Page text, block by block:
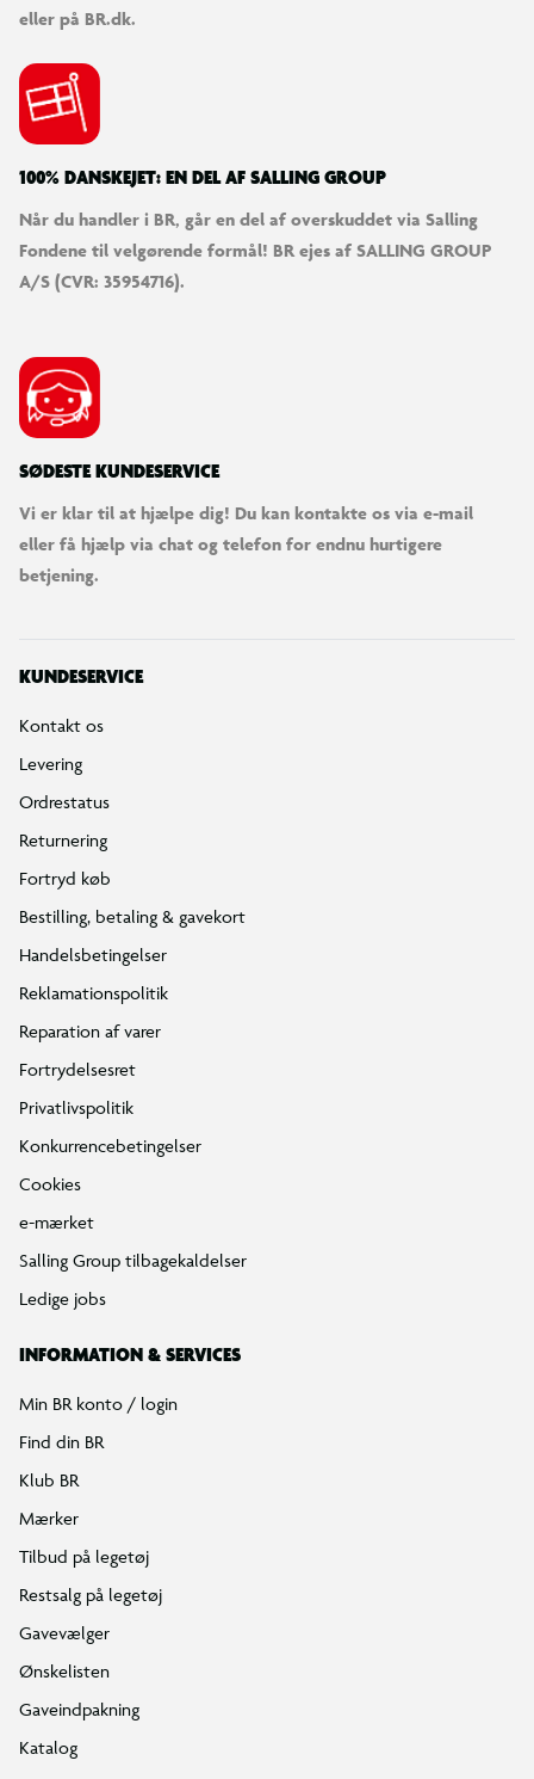
eller på BR.dk.
100% DANSKEJET: EN DEL AF SALLING GROUP
Når du handler i BR, går en del af overskuddet via Salling
Fondene til velgørende formål! BR ejes af SALLING GROUP
A/S (CVR: 35954716).
SØDESTE KUNDESERVICE
Vi er klar til at hjælpe dig! Du kan kontakte os via e-mail
eller få hjælp via chat og telefon for endnu hurtigere
betjening.
KUNDESERVICE
Kontakt os
Levering
Ordrestatus
Returnering
Fortryd køb
Bestilling, betaling & gavekort
Handelsbetingelser
Reklamationspolitik
Reparation af varer
Fortrydelsesret
Privatlivspolitik
Konkurrencebetingelser
Cookies
e-mærket
Salling Group tilbagekaldelser
Ledige jobs
INFORMATION & SERVICES
Min BR konto / login
Find din BR
Klub BR
Mærker
Tilbud på legetøj
Restsalg på legetøj
Gavevælger
Ønskelisten
Gaveindpakning
Katalog